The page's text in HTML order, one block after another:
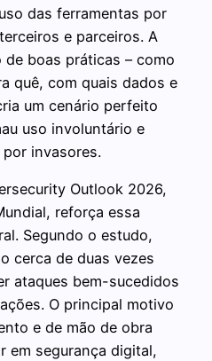
das ferramentas por
e parceiros. A
de boas práticas – como
quê, com quais dados e
um cenário perfeito
uso involuntário e
invasores.
Outlook 2026,
reforça essa
Segundo o estudo,
cerca de duas vezes
ataques bem-sucedidos
O principal motivo
e de mão de obra
em segurança digital,